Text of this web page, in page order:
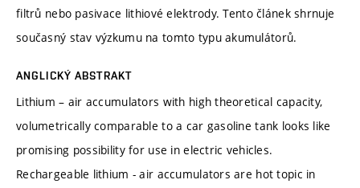
filtrů nebo pasivace lithiové elektrody. Tento článek shrnuje
současný stav výzkumu na tomto typu akumulátorů.
ANGLICKÝ ABSTRAKT
Lithium – air accumulators with high theoretical capacity,
volumetrically comparable to a car gasoline tank looks like
promising possibility for use in electric vehicles.
Rechargeable lithium - air accumulators are hot topic in